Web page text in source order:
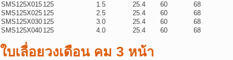
SMS125X015 125 1.5 25.4 60
68
SMS125X025 125 2.5 25.4 60
68
SMS125X030 125 3.0 25.4 60
68
SMS125X040 125 4.0 25.4 60 68
ใบเลื่อยวงเดือน คม 3 หน้า